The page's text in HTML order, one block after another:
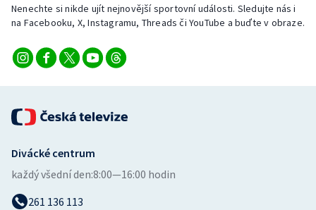
Triatlon
Veslování
Volejbal
Ostatní
Nenechte si nikde ujít nejnovější sportovní události. Sledujte nás i
na Facebooku, X, Instagramu, Threads či YouTube a buďte v obraze.
Divácké centrum
každý všední den:8:00—16:00 hodin
261 136 113